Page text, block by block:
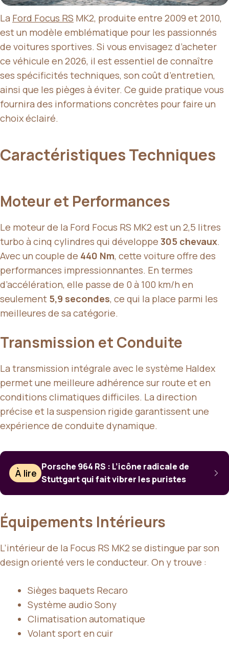
La Ford Focus RS MK2, produite entre 2009 et 2010,
est un modèle emblématique pour les passionnés
de voitures sportives. Si vous envisagez d’acheter
ce véhicule en 2026, il est essentiel de connaître
ses spécificités techniques, son coût d’entretien,
ainsi que les pièges à éviter. Ce guide pratique vous
fournira des informations concrètes pour faire un
choix éclairé.
Caractéristiques Techniques
Moteur et Performances
Le moteur de la Ford Focus RS MK2 est un 2,5 litres
turbo à cinq cylindres qui développe 305 chevaux.
Avec un couple de 440 Nm, cette voiture offre des
performances impressionnantes. En termes
d’accélération, elle passe de 0 à 100 km/h en
seulement 5,9 secondes, ce qui la place parmi les
meilleures de sa catégorie.
Transmission et Conduite
La transmission intégrale avec le système Haldex
permet une meilleure adhérence sur route et en
conditions climatiques difficiles. La direction
précise et la suspension rigide garantissent une
expérience de conduite dynamique.
À lire
Porsche 964 RS : L’icône radicale de
Stuttgart qui fait vibrer les puristes
Équipements Intérieurs
L’intérieur de la Focus RS MK2 se distingue par son
design orienté vers le conducteur. On y trouve :
Sièges baquets Recaro
Système audio Sony
Climatisation automatique
Volant sport en cuir